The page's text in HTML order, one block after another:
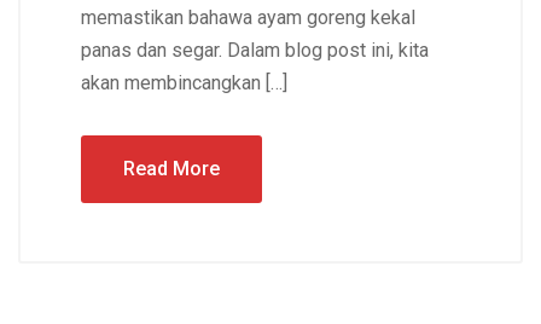
memastikan bahawa ayam goreng kekal
panas dan segar. Dalam blog post ini, kita
akan membincangkan […]
Read More